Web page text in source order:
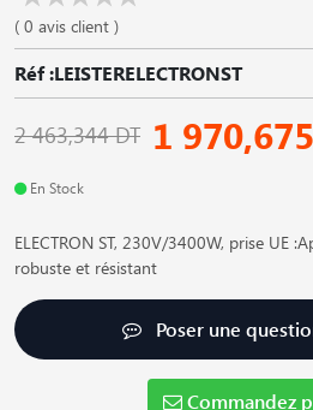
( 0 avis client )
Réf :LEISTERELECTRONST
2 463,344 DT 1
En Stock
ELECTRON ST, 230V/3400W, prise UE
robuste et résistant
Poser une
Commandez